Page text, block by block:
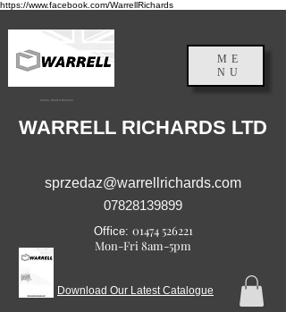
https://www.facebook.com/WarrellRichards
Anglia, Wielka Brytania
ME
NU
WARRELL RICHARDS LTD
sprzedaz@warrellrichards.com
07828139899
Office: 01474 526221
Mon-Fri 8am-5pm
Download Our Latest Catalogue